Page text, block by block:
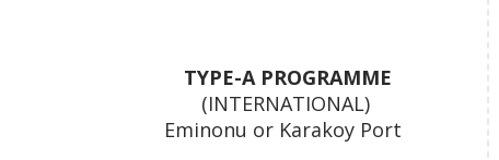
TYPE-A PROGRAMME
(INTERNATIONAL)
Eminonu or Karakoy Port